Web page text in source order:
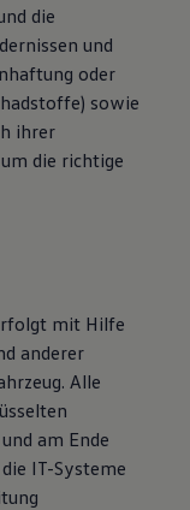
die
und
oder
sowie
ihrer
die richtige
mit Hilfe
anderer
Alle
am Ende
IT-Systeme